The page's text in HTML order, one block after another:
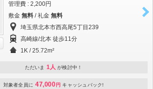
管理費 : 2,200円
敷金 無料 / 礼金 無料
埼玉県北本市西高尾5丁目239
高崎線/北本 徒歩11分
1K / 25.72m²
ただいま 1人 が検討中！
対象者全員に 47,000 円 キャッシュバック!